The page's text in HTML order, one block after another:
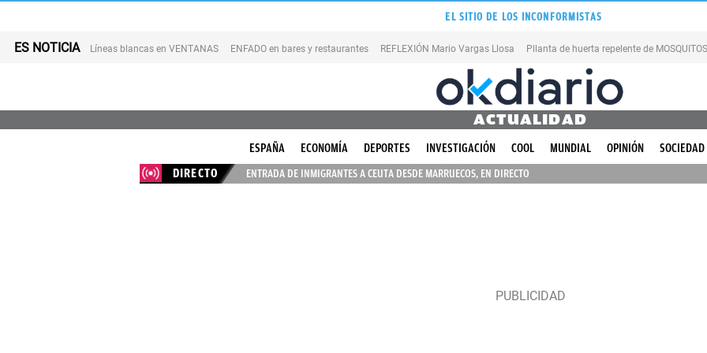
EL SITIO DE LOS INCONFORMISTAS
ES NOTICIA Líneas blancas en VENTANAS ENFADO en bares y restaurantes REFLEXIÓN Mario Vargas Llosa Pllanta de huerta repelente de MOSQUITOS
ACTUALIDAD
ESPAÑA ECONOMÍA DEPORTES INVESTIGACIÓN COOL MUNDIAL OPINIÓN SOCIEDAD
DIRECTO
ENTRADA DE INMIGRANTES A CEUTA DESDE MARRUECOS, EN DIRECTO